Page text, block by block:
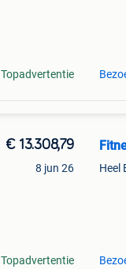
Topadvertentie
€ 13.308,79
8 jun 26
Topadvertentie
Heel